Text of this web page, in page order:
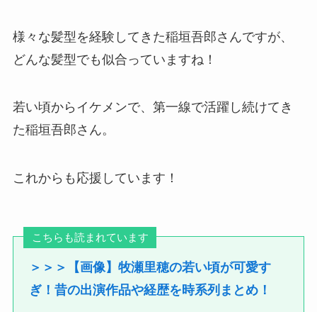
様々な髪型を経験してきた稲垣吾郎さんですが、
どんな髪型でも似合っていますね！
若い頃からイケメンで、第一線で活躍し続けてき
た稲垣吾郎さん。
これからも応援しています！
こちらも読まれています
＞＞＞【画像】牧瀬里穂の若い頃が可愛す
ぎ！昔の出演作品や経歴を時系列まとめ！